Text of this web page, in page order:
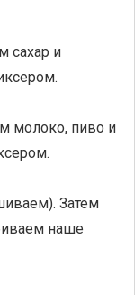
сахар и
молоко, пиво и
Затем
наше